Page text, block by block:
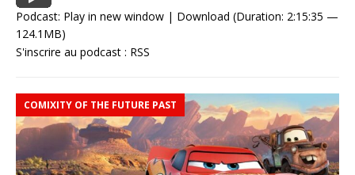
Podcast: Play in new window | Download (Duration: 2:15:35 —
124.1MB)
S'inscrire au podcast : RSS
COMIXITY OF THE FUTURE PAST